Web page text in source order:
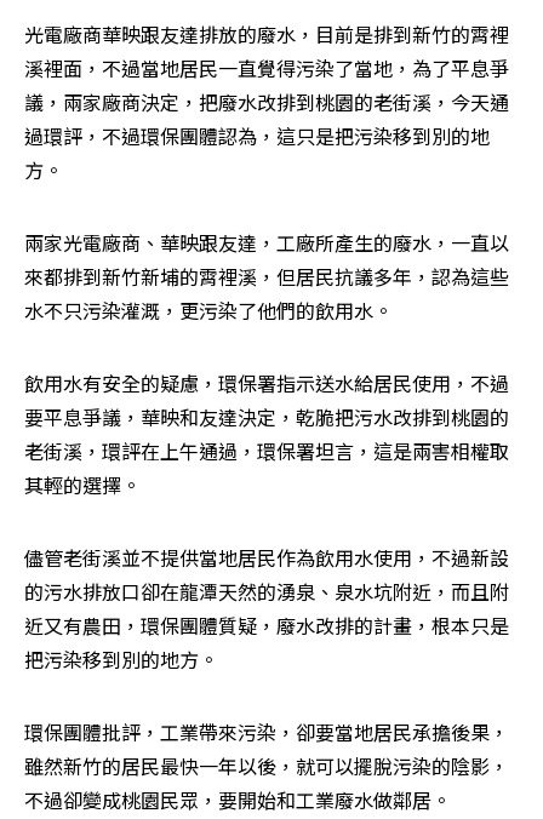
光電廠商華映跟友達排放的廢水，目前是排到新竹的霄裡
溪裡面，不過當地居民一直覺得污染了當地，為了平息爭
議，兩家廠商決定，把廢水改排到桃園的老街溪，今天通
過環評，不過環保團體認為，這只是把污染移到別的地
方。
兩家光電廠商、華映跟友達，工廠所產生的廢水，一直以
來都排到新竹新埔的霄裡溪，但居民抗議多年，認為這些
水不只污染灌溉，更污染了他們的飲用水。
飲用水有安全的疑慮，環保署指示送水給居民使用，不過
要平息爭議，華映和友達決定，乾脆把污水改排到桃園的
老街溪，環評在上午通過，環保署坦言，這是兩害相權取
其輕的選擇。
儘管老街溪並不提供當地居民作為飲用水使用，不過新設
的污水排放口卻在龍潭天然的湧泉、泉水坑附近，而且附
近又有農田，環保團體質疑，廢水改排的計畫，根本只是
把污染移到別的地方。
環保團體批評，工業帶來污染，卻要當地居民承擔後果，
雖然新竹的居民最快一年以後，就可以擺脫污染的陰影，
不過卻變成桃園民眾，要開始和工業廢水做鄰居。